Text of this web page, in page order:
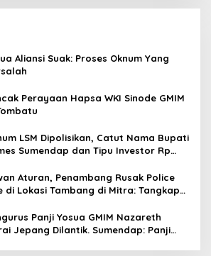
Aliansi Suak: Proses Oknum Yang
Perayaan Hapsa WKI Sinode GMIM
LSM Dipolisikan, Catut Nama Bupati
Sumendap dan Tipu Investor Rp
Aturan, Penambang Rusak Police
di Lokasi Tambang di Mitra: Tangkap
Panji Yosua GMIM Nazareth
Jepang Dilantik. Sumendap: Panji